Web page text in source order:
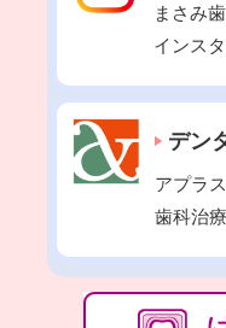
2021年08月
2021年06月
2021年05月
2021年04月
2021年03月
2021年02月
2021年01月
まさみ
インス
デン
アプラ
歯科治